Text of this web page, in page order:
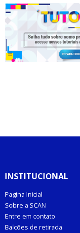
INSTITUCIONAL
Pagina Inicial
Sobre a SCAN
Entre em contato
Balcões de retirada